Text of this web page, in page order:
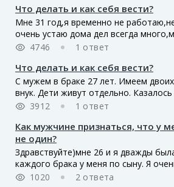
Что делать и как себя вести?
Мне 31 год,я временно не
очень устаю дома дел всегда
4746
1 ответ
Что делать и как себя вести?
С мужем в браке 27 лет. Имеем
внук. Дети живут отдельно.
3912
1 ответ
Как мужчине признаться, что у
не один?
Здравствуйте)мне 26 и я дважды
каждого брака у меня по сыну. Я
1020
2 ответа